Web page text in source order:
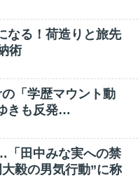
なる！荷造りと旅先
術
「学歴マウント動
きも反発…
「田中みな実への禁
毅の男気行動”に称